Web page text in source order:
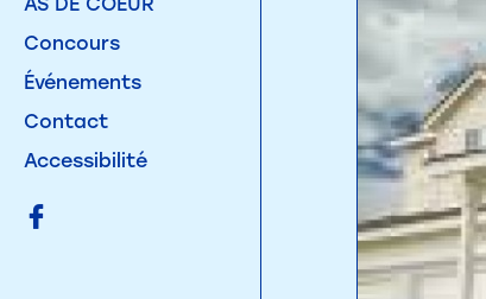
Concours
Événements
Contact
Accessibilité